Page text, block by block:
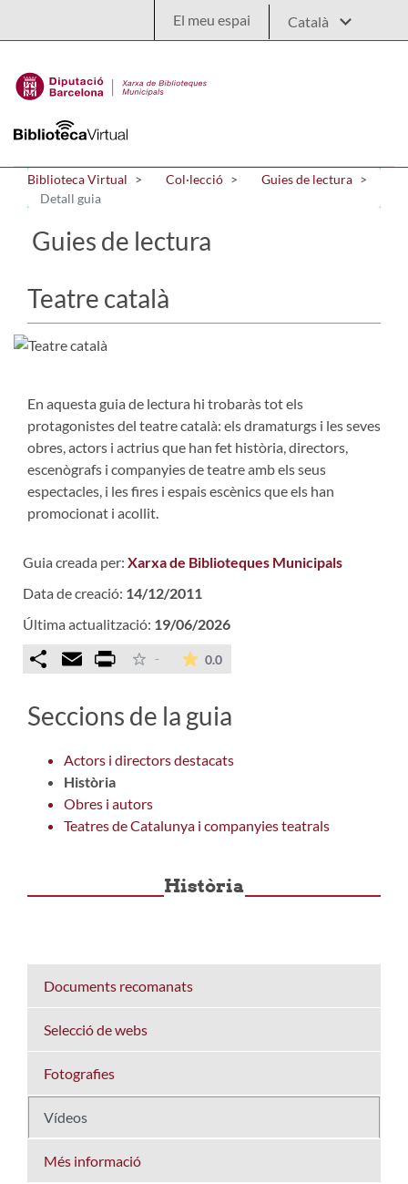
El meu espai
Biblioteca Virtual Col·lecció
Guies de lectura
Detall guia
Guies de lectura
Teatre català
En aquesta guia de lectura hi trobaràs tot els
protagonistes del teatre català: els dramaturgs i les seves
obres, actors i actrius que han fet història, directors,
escenògrafs i companyies de teatre amb els seus
espectacles, i les fires i espais escènics que els han
promocionat i acollit.
Guia creada per: Xarxa de Biblioteques Municipals
Data de creació: 14/12/2011
Última actualització: 19/06/2026
Comparteix
Email Print - 0.0La mitjana de les valoracions
Seccions de la guia
Actors i directors destacats
Història
Obres i autors
Teatres de Catalunya i companyies teatrals
Història
Documents recomanats
Selecció de webs
Fotografies
Vídeos
Més informació